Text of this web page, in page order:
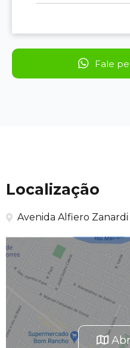
Fale
Localização
Avenida Alfiero Zanardi